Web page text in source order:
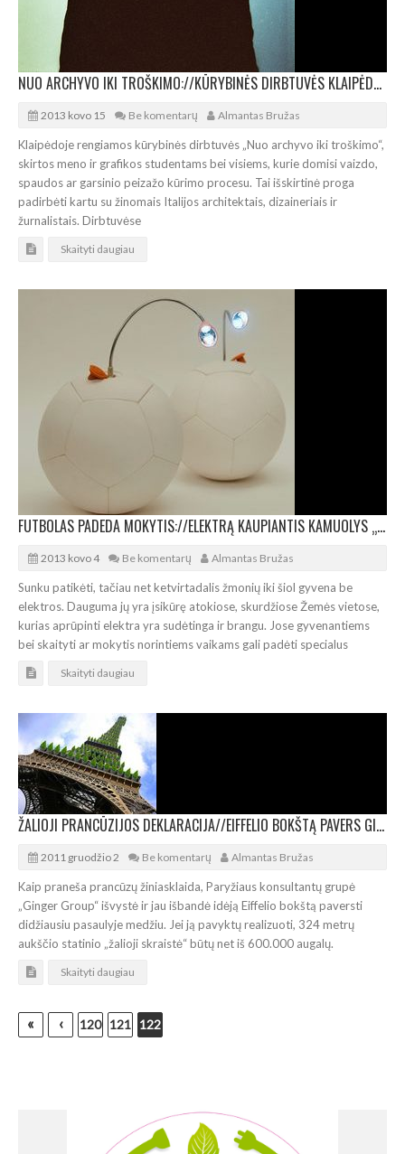
NUO ARCHYVO IKI TROŠKIMO://KŪRYBINĖS DIRBTUVĖS KLAIPĖDOJE SU „ABITARE“
2013 kovo 15 Be komentarų Almantas Bružas
Klaipėdoje rengiamos kūrybinės dirbtuvės „Nuo archyvo iki troškimo“,
skirtos meno ir grafikos studentams bei visiems, kurie domisi vaizdo,
spaudos ar garsinio peizažo kūrimo procesu. Tai išskirtinė proga
padirbėti kartu su žinomais Italijos architektais, dizaineriais ir
žurnalistais. Dirbtuvėse
Skaityti daugiau
FUTBOLAS PADEDA MOKYTIS://ELEKTRĄ KAUPIANTIS KAMUOLYS „SOCCKET“
2013 kovo 4 Be komentarų Almantas Bružas
Sunku patikėti, tačiau net ketvirtadalis žmonių iki šiol gyvena be
elektros. Dauguma jų yra įsikūrę atokiose, skurdžiose Žemės vietose,
kurias aprūpinti elektra yra sudėtinga ir brangu. Jose gyvenantiems
bei skaityti ar mokytis norintiems vaikams gali padėti specialus
Skaityti daugiau
ŽALIOJI PRANCŪZIJOS DEKLARACIJA//EIFFELIO BOKŠTĄ PAVERS GIGANTIŠKU MEDŽIU
2011 gruodžio 2 Be komentarų Almantas Bružas
Kaip praneša prancūzų žiniasklaida, Paryžiaus konsultantų grupė
„Ginger Group“ išvystė ir jau išbandė idėją Eiffelio bokštą paversti
didžiausiu pasaulyje medžiu. Jei ją pavyktų realizuoti, 324 metrų
aukščio statinio „žalioji skraistė“ būtų net iš 600.000 augalų.
Skaityti daugiau
« ‹ 120 121 122